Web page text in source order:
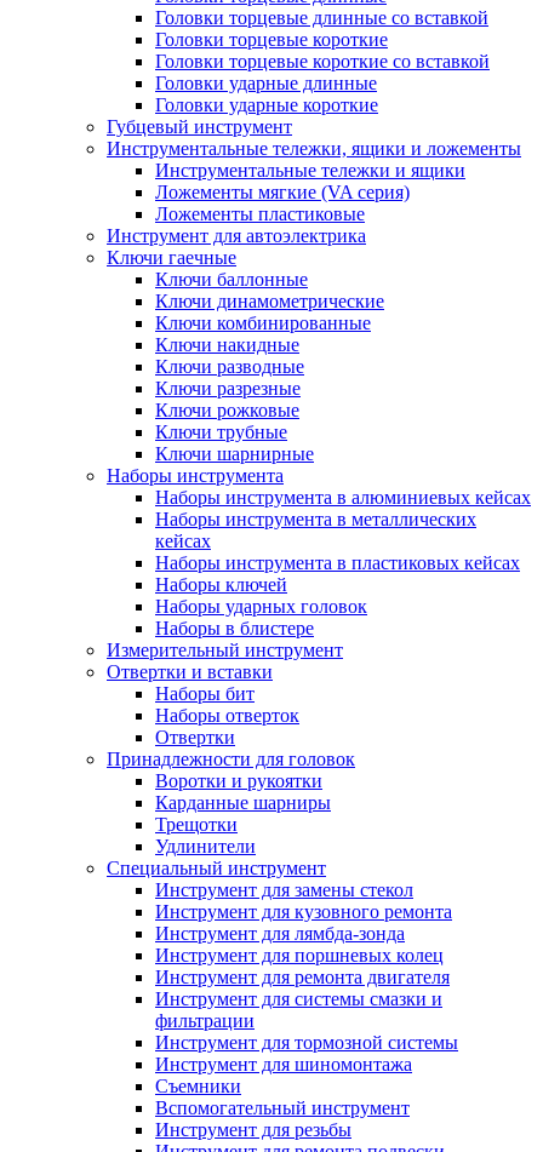
Головки торцевые длинные со вставкой
Головки торцевые короткие
Головки торцевые короткие со вставкой
Головки ударные длинные
Головки ударные короткие
Губцевый инструмент
Инструментальные тележки, ящики и ложементы
Инструментальные тележки и ящики
Ложементы мягкие (VA серия)
Ложементы пластиковые
Инструмент для автоэлектрика
Ключи гаечные
Ключи баллонные
Ключи динамометрические
Ключи комбинированные
Ключи накидные
Ключи разводные
Ключи разрезные
Ключи рожковые
Ключи трубные
Ключи шарнирные
Наборы инструмента
Наборы инструмента в алюминиевых кейсах
Наборы инструмента в металлических
кейсах
Наборы инструмента в пластиковых кейсах
Наборы ключей
Наборы ударных головок
Наборы в блистере
Измерительный инструмент
Отвертки и вставки
Наборы бит
Наборы отверток
Отвертки
Принадлежности для головок
Воротки и рукоятки
Карданные шарниры
Трещотки
Удлинители
Специальный инструмент
Инструмент для замены стекол
Инструмент для кузовного ремонта
Инструмент для лямбда-зонда
Инструмент для поршневых колец
Инструмент для ремонта двигателя
Инструмент для системы смазки и
фильтрации
Инструмент для тормозной системы
Инструмент для шиномонтажа
Съемники
Вспомогательный инструмент
Инструмент для резьбы